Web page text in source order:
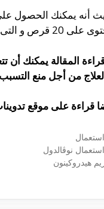
و التى تحتوى على تركيز يصل إلى 500 مللى جرام.
المقالة يمكنك أن
من أجل منع
قراءة على موقع
نوڤالدول
هيدروكينون